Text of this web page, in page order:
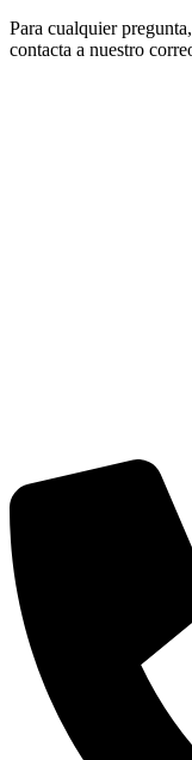
Para cualquier
contacta a nuestro